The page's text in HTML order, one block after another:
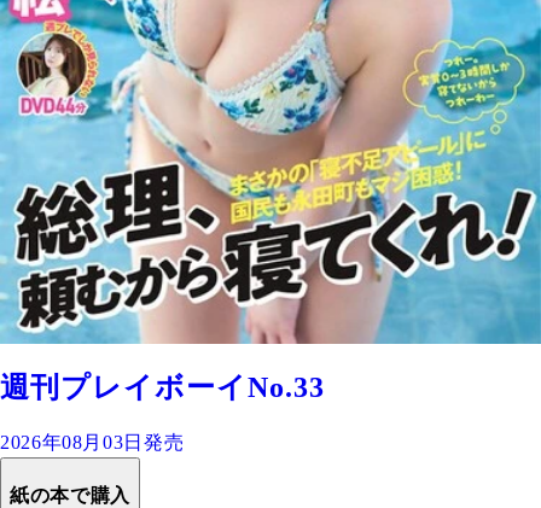
週刊プレイボーイNo.33
2026年08月03日発売
紙の本で購入